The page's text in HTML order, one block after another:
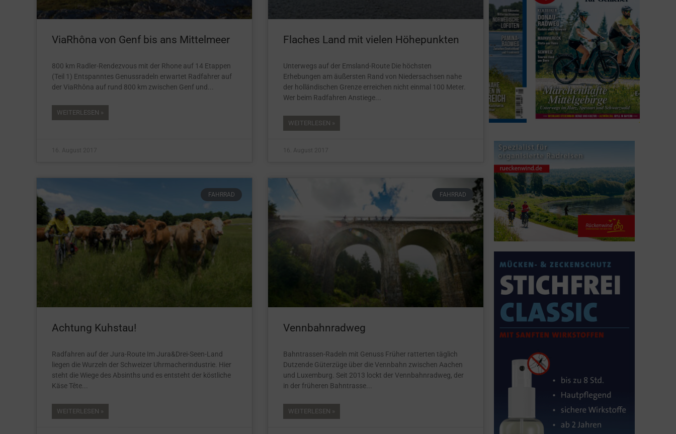
ViaRhôna von Genf bis ans Mittelmeer
800 km Radler-Rendezvous mit der Rhone auf 14 Etappen
(Teil 1) Entspanntes Genussradeln erwartet Radfahrer auf
der ViaRhôna auf rund 800 km zwischen Genf und
WEITERLESEN »
16. August 2017
Flaches Land mit vielen Höhepunkten
Unterwegs auf der Emsland-Route Die höchsten
Erhebungen am äußersten Rand von Niedersachsen nahe
der holländischen Grenze erreichen nicht einmal 100 Meter.
Wer beim Radfahren Anstiege
WEITERLESEN »
16. August 2017
FAHRRAD
Achtung Kuhstau!
Radfahren auf der Jura-Route Im Jura&Drei-Seen-Land
liegen die Wurzeln der Schweizer Uhrmacherindustrie. Hier
steht die Wiege des Absinths und es entsteht der köstliche
Käse Tête
WEITERLESEN »
FAHRRAD
Vennbahnradweg
Bahntrassen-Radeln mit Genuss Früher ratterten täglich
Dutzende Güterzüge über die Vennbahn zwischen Aachen
und Luxemburg. Seit 2013 lockt der Vennbahnradweg, der
in der früheren Bahntrasse
WEITERLESEN »